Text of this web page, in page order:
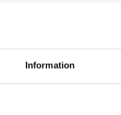
Information